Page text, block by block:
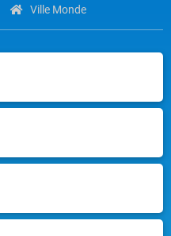
Ville Monde